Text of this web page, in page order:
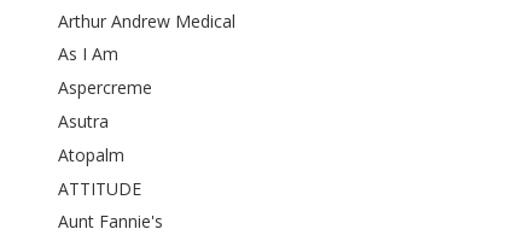
Arthur Andrew Medical
As I Am
Aspercreme
Asutra
Atopalm
ATTITUDE
Aunt Fannie's